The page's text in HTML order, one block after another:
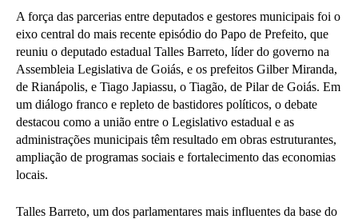
A força das parcerias entre deputados e gestores municipais foi o
eixo central do mais recente episódio do Papo de Prefeito, que
reuniu o deputado estadual Talles Barreto, líder do governo na
Assembleia Legislativa de Goiás, e os prefeitos Gilber Miranda,
de Rianápolis, e Tiago Japiassu, o Tiagão, de Pilar de Goiás. Em
um diálogo franco e repleto de bastidores políticos, o debate
destacou como a união entre o Legislativo estadual e as
administrações municipais têm resultado em obras estruturantes,
ampliação de programas sociais e fortalecimento das economias
locais.
Talles Barreto, um dos parlamentares mais influentes da base do